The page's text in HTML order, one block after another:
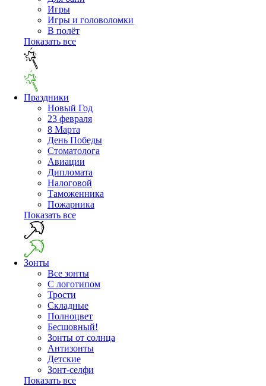
Игры
Игры и головоломки
В полёт
Показать все
Праздники
Новый Год
23 февраля
8 Марта
День Победы
Cтоматолога
Авиации
Дипломата
Налоговой
Таможенника
Пожарника
Показать все
Зонты
Все зонты
С логотипом
Трости
Складные
Полноцвет
Бесшовный!
Зонты от солнца
Антизонты
Детские
Зонт-селфи
Показать все